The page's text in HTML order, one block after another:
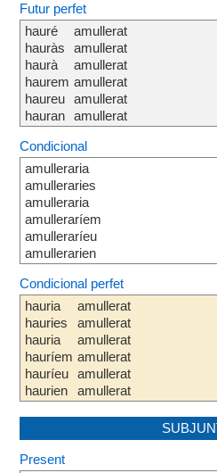
Futur perfet
hauré
hauràs
haurà
haurem
haureu
hauran
amullerat
amullerat
amullerat
amullerat
amullerat
amullerat
Condicional
amulleraria
amulleraries
amulleraria
amulleraríem
amulleraríeu
amullerarien
Condicional perfet
hauria
hauries
hauria
hauríem
hauríeu
haurien
amullerat
amullerat
amullerat
amullerat
amullerat
amullerat
Present